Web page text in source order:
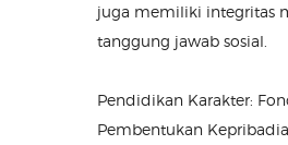
juga memiliki integritas
tanggung jawab sosial.
Pendidikan Karakter:
Pembentukan